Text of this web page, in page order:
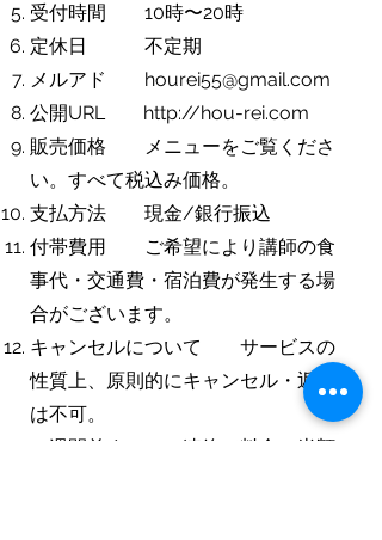
受付時間 10時〜20時
定休日 不定期
メルアド hourei55@gmail.com
公開URL http://hou-rei.com
販売価格 メニューをご覧くださ
い。すべて税込み価格。
支払方法 現金/銀行振込
付帯費用 ご希望により講師の食
事代・交通費・宿泊費が発生する場
合がございます。
キャンセルについて サービスの
性質上、原則的にキャンセル・返金
は不可。
一週間前までのご連絡で料金の半額